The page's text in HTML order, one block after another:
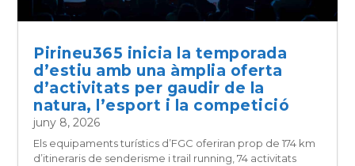
Pirineu365 inicia la temporada
d’estiu amb una àmplia oferta
d’activitats per gaudir de la
natura, l’esport i la competició
juny 8, 2026
Els equipaments turístics d’FGC oferiran prop de 174 km
d’itineraris de senderisme i trail running, 74 activitats